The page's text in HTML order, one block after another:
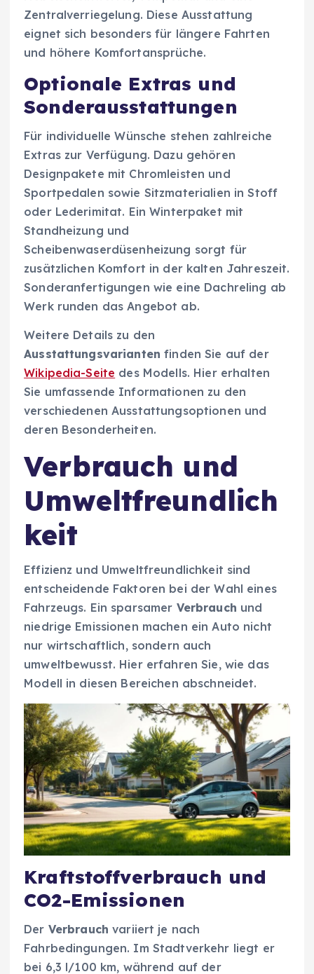
Zentralverriegelung. Diese Ausstattung
eignet sich besonders für längere Fahrten
und höhere Komfortansprüche.
Optionale Extras und
Sonderausstattungen
Für individuelle Wünsche stehen zahlreiche
Extras zur Verfügung. Dazu gehören
Designpakete mit Chromleisten und
Sportpedalen sowie Sitzmaterialien in Stoff
oder Lederimitat. Ein Winterpaket mit
Standheizung und
Scheibenwaserdüsenheizung sorgt für
zusätzlichen Komfort in der kalten Jahreszeit.
Sonderanfertigungen wie eine Dachreling ab
Werk runden das Angebot ab.
Weitere Details zu den
Ausstattungsvarianten finden Sie auf der
Wikipedia-Seite des Modells. Hier erhalten
Sie umfassende Informationen zu den
verschiedenen Ausstattungsoptionen und
deren Besonderheiten.
Verbrauch und
Umweltfreundlich
keit
Effizienz und Umweltfreundlichkeit sind
entscheidende Faktoren bei der Wahl eines
Fahrzeugs. Ein sparsamer Verbrauch und
niedrige Emissionen machen ein Auto nicht
nur wirtschaftlich, sondern auch
umweltbewusst. Hier erfahren Sie, wie das
Modell in diesen Bereichen abschneidet.
Kraftstoffverbrauch und
CO2-Emissionen
Der Verbrauch variiert je nach
Fahrbedingungen. Im Stadtverkehr liegt er
bei 6,3 l/100 km, während auf der